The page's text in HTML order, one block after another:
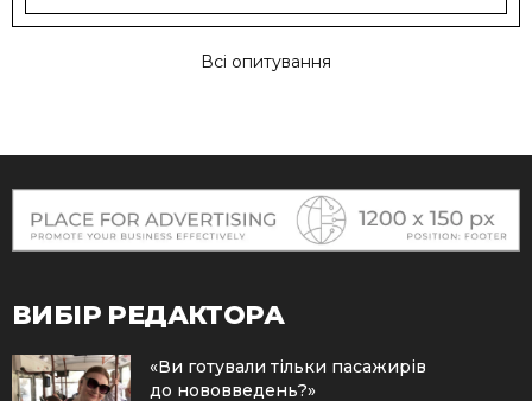
Всі опитування
ВИБІР РЕДАКТОРА
«Ви готували тільки пасажирів
до нововведень?»